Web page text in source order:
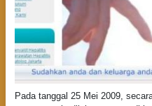
Pada tanggal 25 Mei 2009,